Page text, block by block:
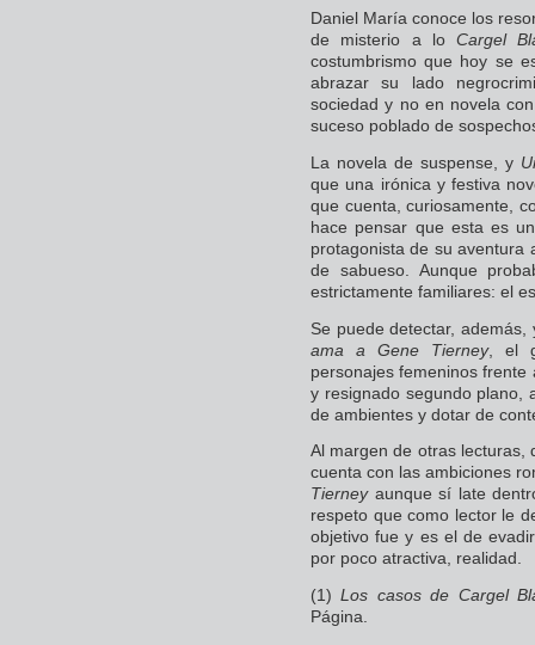
Daniel María conoce los
de misterio a lo Cargel
costumbrismo que hoy se
abrazar su lado
sociedad y no en novela
suceso poblado de
La novela de suspense, y
que una irónica y festiva
que cuenta, curiosamente,
hace pensar que esta es
protagonista de su aventura
de sabueso. Aunque
estrictamente familiares: el
Se puede detectar,
ama a Gene Tierney, el
personajes femeninos
y resignado segundo plano,
de ambientes y dotar de
Al margen de otras lecturas,
cuenta con las ambiciones
Tierneyaunque sí late
respeto que como lector le
objetivo fue y es el de
por poco atractiva, realidad.
(1)Los casos de Cargel
Página.